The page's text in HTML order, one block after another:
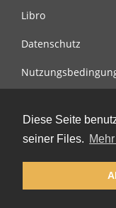
Diese Seite
seiner Files.
Libro
Datenschutz
©